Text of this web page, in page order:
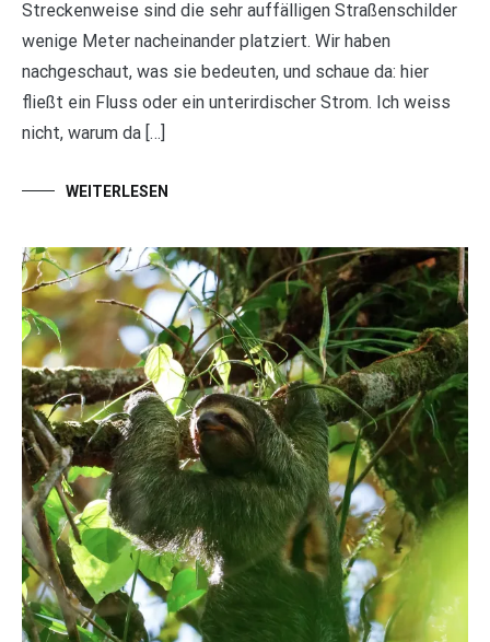
Streckenweise sind die sehr auffälligen Straßenschilder
wenige Meter nacheinander platziert. Wir haben
nachgeschaut, was sie bedeuten, und schaue da: hier
fließt ein Fluss oder ein unterirdischer Strom. Ich weiss
nicht, warum da […]
WEITERLESEN